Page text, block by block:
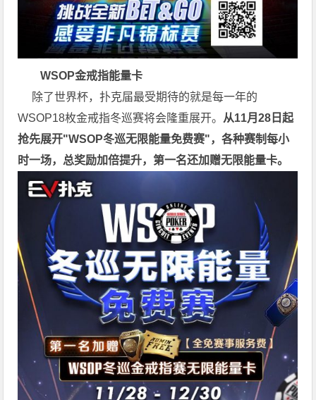
WSOP金戒指能量卡
除了世界杯，扑克届最受期待的就是每一年的
WSOP18枚金戒指冬巡赛将会隆重展开。 从11月28日起
抢先展开"WSOP冬巡无限能量免费赛"，各种赛制每小
时一场，总奖励加倍提升，第一名还加赠无限能量卡。